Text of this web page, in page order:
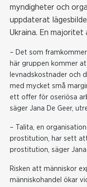
myndigheter och
uppdaterat
Ukraina. En majoritet
– Det som
här gruppen kommer
levnadskostnader och
med mycket små
ett offer för oseriösa
säger Jana De Geer,
– Talita, en
prostitution, har sett
prostitution, säger Jana
Risken att människor
människohandel ökar